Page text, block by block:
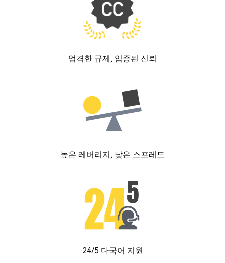
엄격한 규제, 입증된 신뢰
높은 레버리지, 낮은 스프레드
24/5 다국어 지원